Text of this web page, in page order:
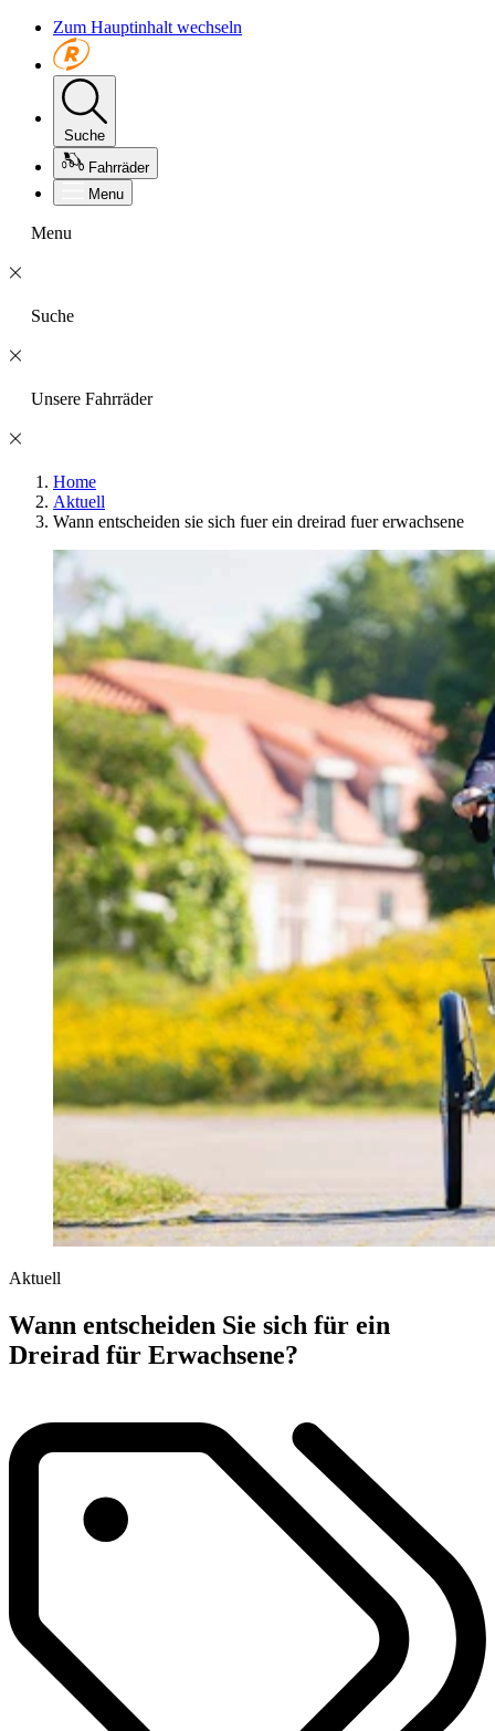
Zum Hauptinhalt wechseln
Suche
Fahrräder
Menu
Menu
Suche
Unsere Fahrräder
Home
Aktuell
Wann entscheiden sie sich fuer ein dreirad fuer erwachsene
Aktuell
Wann entscheiden Sie sich für ein
Dreirad für Erwachsene?